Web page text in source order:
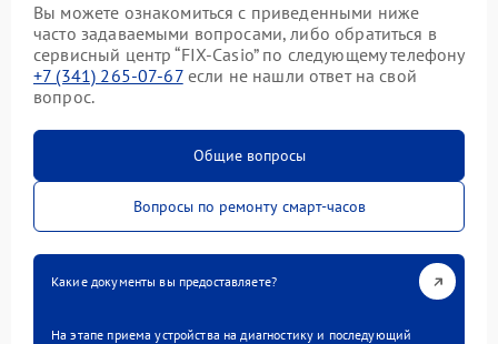
Вы можете ознакомиться с приведенными ниже
часто задаваемыми вопросами, либо обратиться в
сервисный центр “FIX-Casio” по следующему телефону
+7 (341) 265-07-67если не нашли ответ на свой
вопрос.
Общие вопросы
Вопросы по ремонту смарт-часов
Какие документы вы предоставляете?
На этапе приема устройства на диагностику и последующий